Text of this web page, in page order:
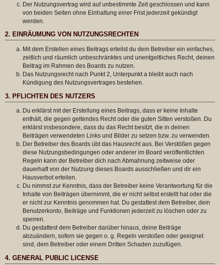
Der Nutzungsvertrag wird auf unbestimmte Zeit geschlossen und kann
von beiden Seiten ohne Einhaltung einer Frist jederzeit gekündigt
werden.
2. EINRÄUMUNG VON NUTZUNGSRECHTEN
Mit dem Erstellen eines Beitrags erteilst du dem Betreiber ein einfaches,
zeitlich und räumlich unbeschränktes und unentgeltliches Recht, deinen
Beitrag im Rahmen des Boards zu nutzen.
Das Nutzungsrecht nach Punkt 2, Unterpunkt a bleibt auch nach
Kündigung des Nutzungsvertrages bestehen.
3. PFLICHTEN DES NUTZERS
Du erklärst mit der Erstellung eines Beitrags, dass er keine Inhalte
enthält, die gegen geltendes Recht oder die guten Sitten verstoßen. Du
erklärst insbesondere, dass du das Recht besitzt, die in deinen
Beiträgen verwendeten Links und Bilder zu setzen bzw. zu verwenden.
Der Betreiber des Boards übt das Hausrecht aus. Bei Verstößen gegen
diese Nutzungsbedingungen oder anderer im Board veröffentlichten
Regeln kann der Betreiber dich nach Abmahnung zeitweise oder
dauerhaft von der Nutzung dieses Boards ausschließen und dir ein
Hausverbot erteilen.
Du nimmst zur Kenntnis, dass der Betreiber keine Verantwortung für die
Inhalte von Beiträgen übernimmt, die er nicht selbst erstellt hat oder die
er nicht zur Kenntnis genommen hat. Du gestattest dem Betreiber, dein
Benutzerkonto, Beiträge und Funktionen jederzeit zu löschen oder zu
sperren.
Du gestattest dem Betreiber darüber hinaus, deine Beiträge
abzuändern, sofern sie gegen o. g. Regeln verstoßen oder geeignet
sind, dem Betreiber oder einem Dritten Schaden zuzufügen.
4. GENERAL PUBLIC LICENSE